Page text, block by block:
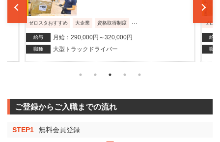
ゼロスタおすすめ 大企業 資格取得制度
給与 月給：290,000円～320,000円
職種 大型トラックドライバー
ゼロス
給与
職種
ご登録からご入職までの流れ
STEP1 無料会員登録